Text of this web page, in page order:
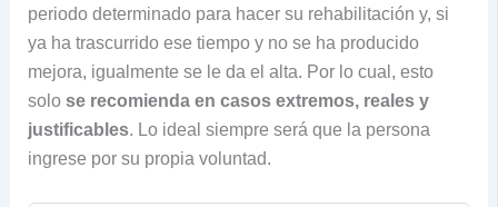
periodo determinado para hacer su rehabilitación y, si
ya ha trascurrido ese tiempo y no se ha producido
mejora, igualmente se le da el alta. Por lo cual, esto
solo se recomienda en casos extremos, reales y
justificables. Lo ideal siempre será que la persona
ingrese por su propia voluntad.